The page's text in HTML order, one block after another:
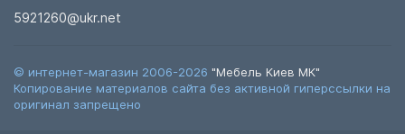
5921260@ukr.net
© интернет-магазин 2006-2026 "Мебель Киев МК"
Копирование материалов сайта без активной гиперссылки на
оригинал запрещено